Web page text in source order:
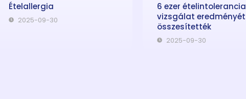
Ételallergia
2025-09-30
6 ezer ételintolerancia
vizsgálat eredményét
összesítették
2025-09-30